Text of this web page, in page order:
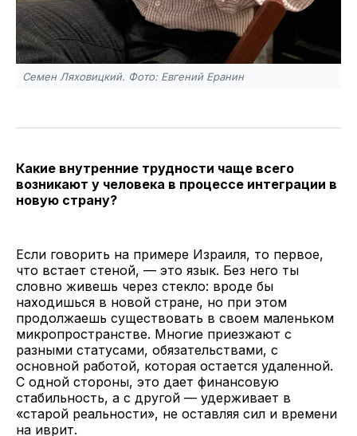
Семен Ляховицкий. Фото: Евгений Еранин
Какие внутренние трудности чаще всего
возникают у человека в процессе интеграции в
новую страну?
Если говорить на примере Израиля, то первое,
что встает стеной, — это язык. Без него ты
словно живешь через стекло: вроде бы
находишься в новой стране, но при этом
продолжаешь существовать в своем маленьком
микропространстве. Многие приезжают с
разными статусами, обязательствами, с
основной работой, которая остается удаленной.
С одной стороны, это дает финансовую
стабильность, а с другой — удерживает в
«старой реальности», не оставляя сил и времени
на иврит.